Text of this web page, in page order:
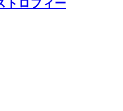
トロフィー